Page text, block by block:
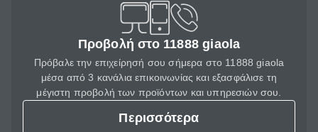
Προβολή στο 11888 giaola
Πρόβαλε την επιχείρησή σου σήμερα στο 11888 giaola
μέσα από 3 κανάλια επικοινωνίας και εξασφάλισε τη
μέγιστη προβολή των προϊόντων και υπηρεσιών σου.
Περισσότερα